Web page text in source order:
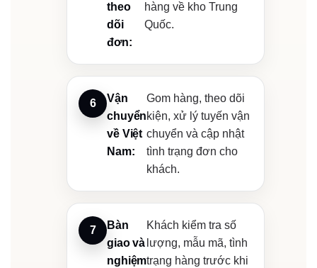
theo
dõi
đơn:
hàng về kho Trung
Quốc.
Vận
chuyển
về Việt
Nam:
Gom hàng, theo dõi
kiện, xử lý tuyến vận
chuyển và cập nhật
tình trạng đơn cho
khách.
Bàn
giao và
nghiệm
Khách kiểm tra số
lượng, mẫu mã, tình
trạng hàng trước khi